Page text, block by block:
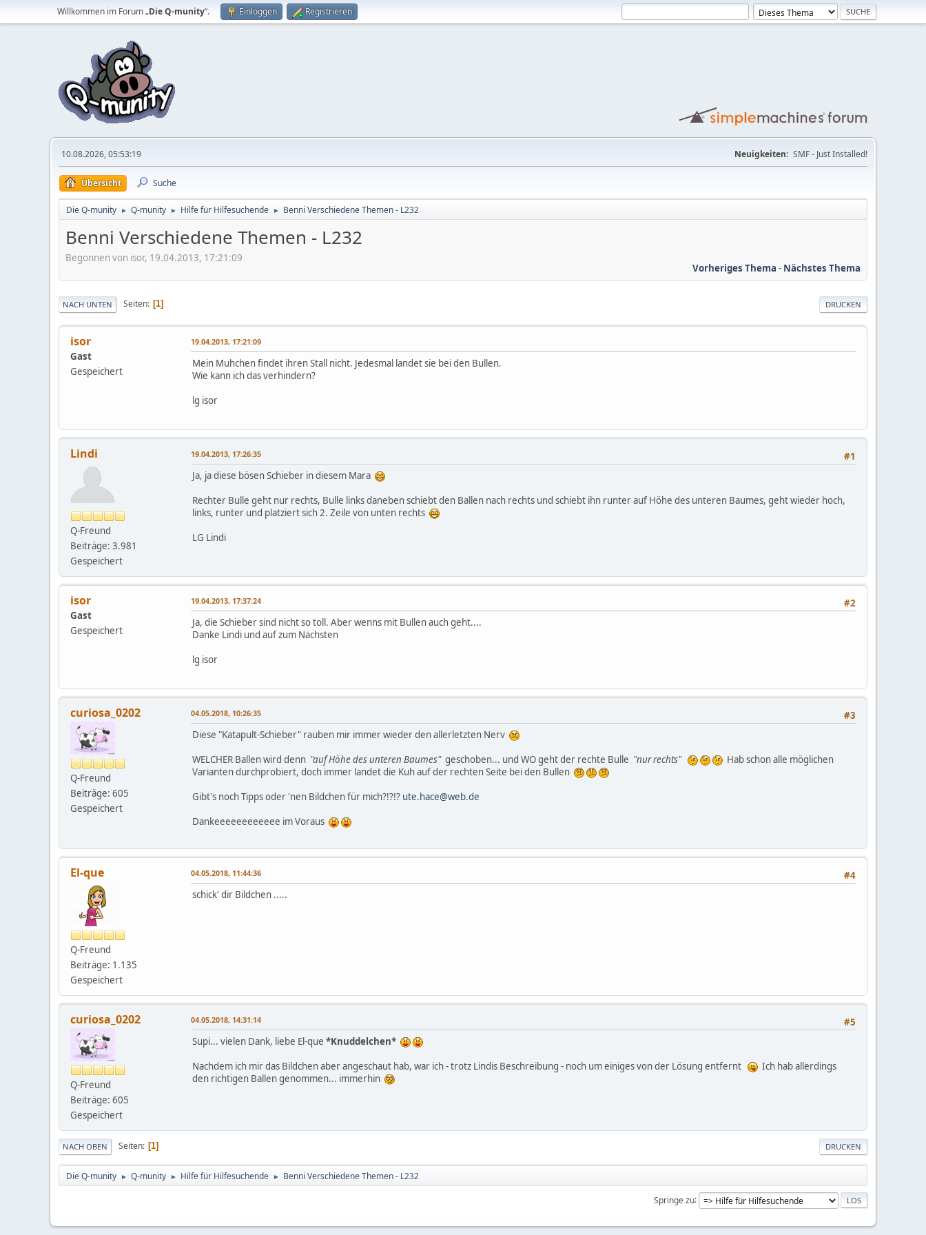
Willkommen im Forum „Die Q-munity“. Einloggen Registrieren
10.08.2026, 05:53:19 Neuigkeiten: SMF - Just Installed!
Übersicht Suche
Die Q-munity ► Q-munity ► Hilfe für Hilfesuchende ► Benni Verschiedene Themen - L232
Benni Verschiedene Themen - L232
Begonnen von isor, 19.04.2013, 17:21:09
Vorheriges Thema - Nächstes Thema
DRUCKEN
NACH UNTEN Seiten 1
isor
Gast
Gespeichert
19.04.2013, 17:21:09
Mein Muhchen findet ihren Stall nicht. Jedesmal landet sie bei den Bullen.
Wie kann ich das verhindern?
lg isor
Lindi
Q-Freund
Beiträge: 3.981
Gespeichert
#1
19.04.2013, 17:26:35
Ja, ja diese bösen Schieber in diesem Mara
Rechter Bulle geht nur rechts, Bulle links daneben schiebt den Ballen nach rechts und schiebt ihn runter auf Höhe des unteren Baumes, geht wieder hoch,
links, runter und platziert sich 2. Zeile von unten rechts
LG Lindi
isor
Gast
Gespeichert
#2
19.04.2013, 17:37:24
Ja, die Schieber sind nicht so toll. Aber wenns mit Bullen auch geht....
Danke Lindi und auf zum Nächsten
lg isor
curiosa_0202
Q-Freund
Beiträge: 605
Gespeichert
#3
04.05.2018, 10:26:35
Diese "Katapult-Schieber" rauben mir immer wieder den allerletzten Nerv
WELCHER Ballen wird denn "auf Höhe des unteren Baumes"geschoben... und WO geht der rechte Bulle "nur rechts"
Hab schon alle möglichen
Varianten durchprobiert, doch immer landet die Kuh auf der rechten Seite bei den Bullen
Gibt's noch Tipps oder 'nen Bildchen für mich?!?!? ute.hace@web.de
Dankeeeeeeeeeeee im Voraus
El-que
Q-Freund
Beiträge: 1.135
Gespeichert
#4
04.05.2018, 11:44:36
schick' dir Bildchen .....
curiosa_0202
Q-Freund
Beiträge: 605
Gespeichert
#5
04.05.2018, 14:31:14
Supi... vielen Dank, liebe El-que *Knuddelchen*
Nachdem ich mir das Bildchen aber angeschaut hab, war ich - trotz Lindis Beschreibung - noch um einiges von der Lösung entfernt
Ich hab allerdings
den richtigen Ballen genommen... immerhin
DRUCKEN
NACH OBEN Seiten 1
Die Q-munity ► Q-munity ► Hilfe für Hilfesuchende ► Benni Verschiedene Themen - L232
Springe zu